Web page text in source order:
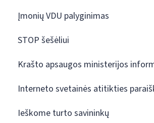
Įmonių VDU palyginimas
STOP šešėliui
Krašto apsaugos ministerijos
Interneto svetainės atitikties
Ieškome turto savininkų